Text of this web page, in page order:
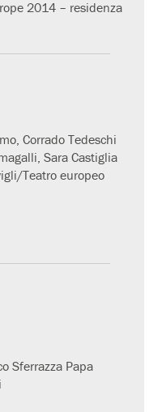
2014 – residenza
Corrado Tedeschi
Sara Castiglia
Teatro europeo
Sferrazza Papa